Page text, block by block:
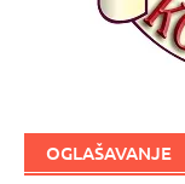
OGLAŠAVANJE